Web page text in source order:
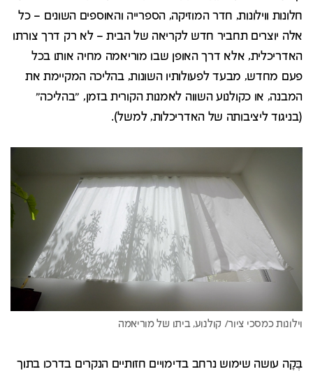
חלונות ווילונות, חדר המוזיקה, הספרייה והאוספים השונים – כל
אלה יוצרים תחביר חדש לקריאה של הבית – לא רק דרך צורתו
האדריכלית, אלא דרך האופן שבו מוריאמה מחיה אותו בכל
פעם מחדש, מבעד לפעולותיו השונות, בהליכה המקיימת את
המבנה, או כקולנוע השווה לאמנות הקורית בזמן, "בהליכה"
(בניגוד ליציבותה של האדריכלות, למשל).
בֶּקָה עושה שימוש נרחב בדימויים חזותיים הנקרים בדרכו בתוך